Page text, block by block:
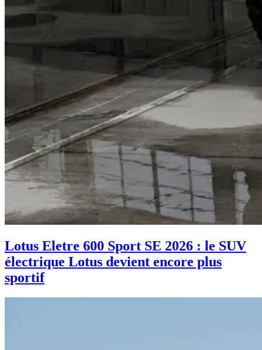
Lotus Eletre 600 Sport SE 2026 : le SUV
électrique Lotus devient encore plus
sportif